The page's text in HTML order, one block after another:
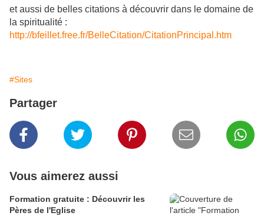
et aussi de belles citations à découvrir dans le domaine de
la spiritualité :
http://bfeillet.free.fr/BelleCitation/CitationPrincipal.htm
#Sites
Partager
Vous aimerez aussi
Formation gratuite : Découvrir les
Pères de l'Eglise